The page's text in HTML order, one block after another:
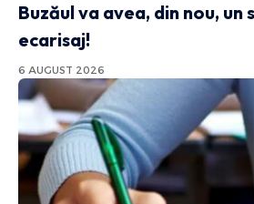
Buzăul va avea, din nou, un
ecarisaj!
6 AUGUST 2026